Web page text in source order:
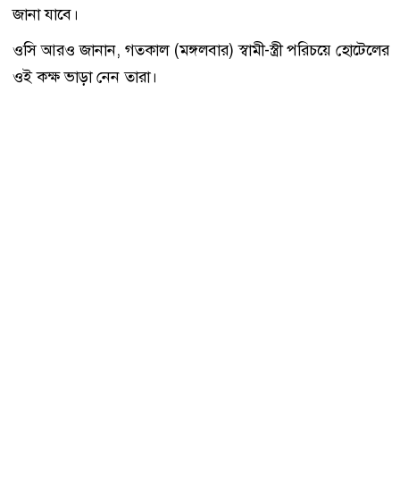
জানা যাবে।
ওসি আরও জানান, গতকাল (মঙ্গলবার) স্বামী-স্ত্রী পরিচয়ে হোটেলের
ওই কক্ষ ভাড়া নেন তারা।